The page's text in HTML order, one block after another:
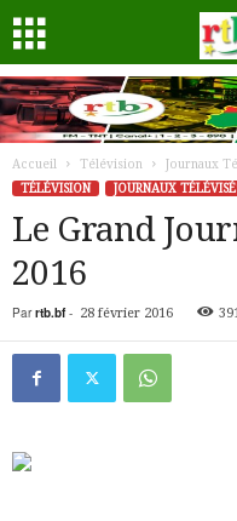
Accueil Télévision Journaux
TÉLÉVISION
JOURNAUX
Le Grand
2016
Par rtb.bf- 28 février 2016